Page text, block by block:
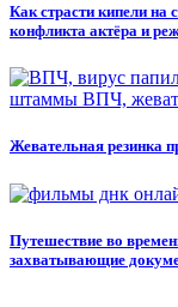
Как страсти кипели на
конфликта актёра и
Жевательная резинка
Путешествие во
захватывающие